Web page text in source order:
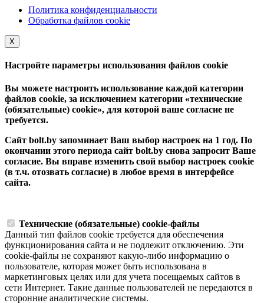
Политика конфиденциальности
Обработка файлов cookie
Х
Настройте параметры использования файлов cookie
Вы можете настроить использование каждой категории
файлов cookie, за исключением категории «технические
(обязательные) cookie», для которой ваше согласие не
требуется.
Сайт bolt.by запоминает Ваш выбор настроек на 1 год. По
окончании этого периода сайт bolt.by снова запросит Ваше
согласие. Вы вправе изменить свой выбор настроек cookie
(в т.ч. отозвать согласие) в любое время в интерфейсе
сайта.
Технические (обязательные) cookie-файлы
Данный тип файлов cookie требуется для обеспечения
функционирования сайта и не подлежит отключению. Эти
сookie-файлы не сохраняют какую-либо информацию о
пользователе, которая может быть использована в
маркетинговых целях или для учета посещаемых сайтов в
сети Интернет. Такие данные пользователей не передаются в
сторонние аналитические системы.